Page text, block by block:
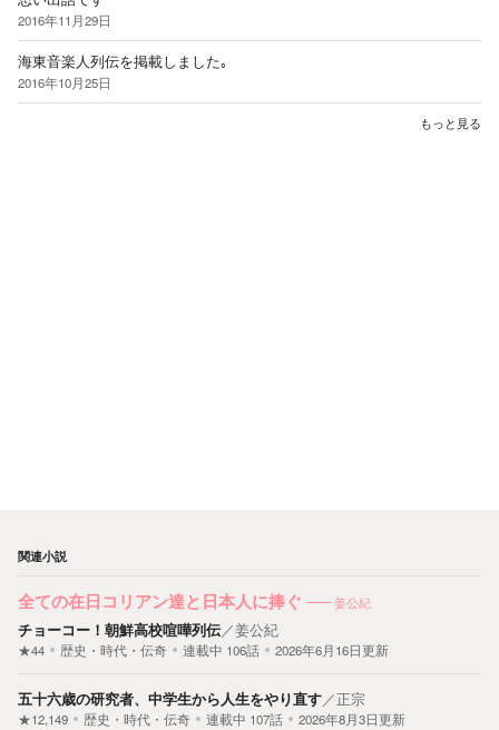
2016年11月29日
海東音楽人列伝を掲載しました｡
2016年10月25日
もっと見る
関連小説
全ての在日コリアン達と日本人に捧ぐ 姜公紀
チョーコー！朝鮮高校喧嘩列伝／姜公紀
★44 歴史・時代・伝奇 連載中 106話 2026年6月16日更新
五十六歳の研究者、中学生から人生をやり直す／正宗
★12,149 歴史・時代・伝奇 連載中 107話 2026年8月3日更新